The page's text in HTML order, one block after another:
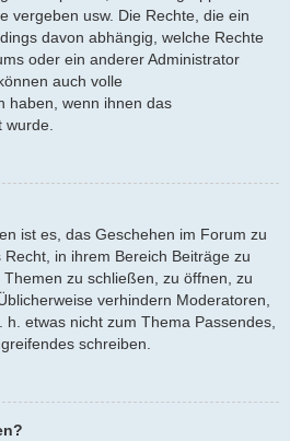
vergeben usw. Die Rechte, die ein
davon abhängig, welche Rechte
oder ein anderer Administrator
auch volle
haben, wenn ihnen das
ist es, das Geschehen im Forum zu
in ihrem Bereich Beiträge zu
zu schließen, zu öffnen, zu
verhindern Moderatoren,
h. etwas nicht zum Thema Passendes,
schreiben.